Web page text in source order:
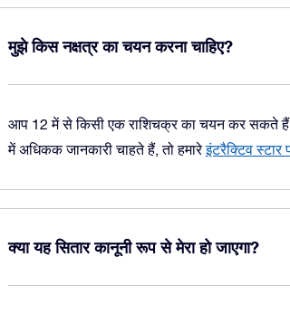
मुझे किस नक्षत्र का चयन करना चाहिए?
आप 12 में से किसी एक राशिचक्र का चयन कर सकते हैं,
में अधिकक जानकारी चाहते हैं, तो हमारेइंटरैक्टिव
क्या यह सितार कानूनी रूप से मेरा हो जाएगा?